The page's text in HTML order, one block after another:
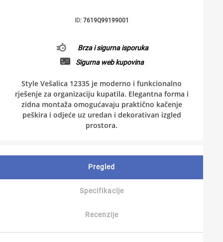
ID: 7619Q99199001
Brza i sigurna isporuka
Sigurna web kupovina
Style Vešalica 12335 je moderno i funkcionalno
rješenje za organizaciju kupatila. Elegantna forma i
zidna montaža omogućavaju praktično kačenje
peškira i odjeće uz uredan i dekorativan izgled
prostora.
Pregled
Specifikacije
Recenzije